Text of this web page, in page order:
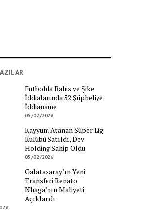
Futbolda Bahis ve Şike
İddialarında 52 Şüpheliye
İddianame
05/02/2026
Kayyum Atanan Süper Lig
Kulübü Satıldı, Dev
Holding Sahip Oldu
05/02/2026
Galatasaray’ın Yeni
Transferi Renato
Nhaga’nın Maliyeti
Açıklandı